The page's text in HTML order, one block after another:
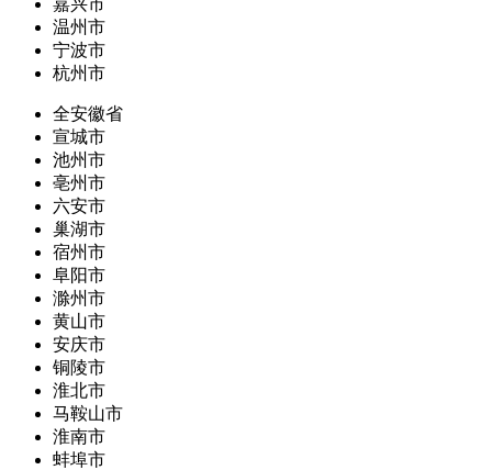
嘉兴市
温州市
宁波市
杭州市
全安徽省
宣城市
池州市
亳州市
六安市
巢湖市
宿州市
阜阳市
滁州市
黄山市
安庆市
铜陵市
淮北市
马鞍山市
淮南市
蚌埠市